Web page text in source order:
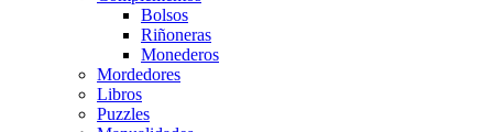
Bolsos
Riñoneras
Monederos
Mordedores
Libros
Puzzles